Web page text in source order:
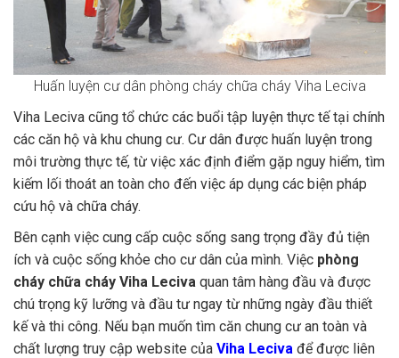
Huấn luyện cư dân phòng cháy chữa cháy Viha Leciva
Viha Leciva cũng tổ chức các buổi tập luyện thực tế tại chính
các căn hộ và khu chung cư. Cư dân được huấn luyện trong
môi trường thực tế, từ việc xác định điểm gặp nguy hiểm, tìm
kiếm lối thoát an toàn cho đến việc áp dụng các biện pháp
cứu hộ và chữa cháy.
Bên cạnh việc cung cấp cuộc sống sang trọng đầy đủ tiện
ích và cuộc sống khỏe cho cư dân của mình. Việc phòng
cháy chữa cháy Viha Leciva quan tâm hàng đầu và được
chú trọng kỹ lưỡng và đầu tư ngay từ những ngày đầu thiết
kế và thi công. Nếu bạn muốn tìm căn chung cư an toàn và
chất lượng truy cập website của Viha Leciva để được liên